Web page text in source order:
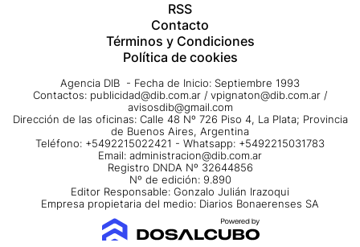
RSS
Contacto
Términos y Condiciones
Política de cookies
Agencia DIB - Fecha de Inicio: Septiembre 1993
Contactos: publicidad@dib.com.ar / vpignaton@dib.com.ar /
avisosdib@gmail.com
Dirección de las oficinas: Calle 48 Nº 726 Piso 4, La Plata; Provincia
de Buenos Aires, Argentina
Teléfono: +5492215022421 - Whatsapp: +5492215031783
Email: administracion@dib.com.ar
Registro DNDA Nº 32644856
Nº de edición: 9.890
Editor Responsable: Gonzalo Julián Irazoqui
Empresa propietaria del medio: Diarios Bonaerenses SA